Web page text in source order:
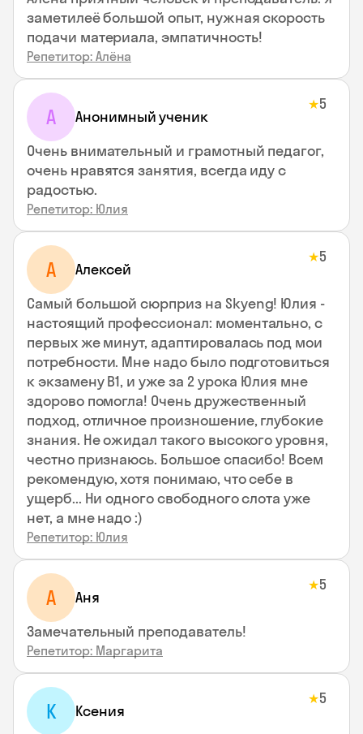
заметилеё большой опыт, нужная скорость
подачи материала, эмпатичность!
Репетитор: Алёна
А Анонимный ученик
★5
Очень внимательный и грамотный педагог,
очень нравятся занятия, всегда иду с
радостью.
Репетитор: Юлия
А Алексей
★5
Самый большой сюрприз на Skyeng! Юлия -
настоящий профессионал: моментально, с
первых же минут, адаптировалась под мои
потребности. Мне надо было подготовиться
к экзамену В1, и уже за 2 урока Юлия мне
здорово помогла! Очень дружественный
подход, отличное произношение, глубокие
знания. Не ожидал такого высокого уровня,
честно признаюсь. Большое спасибо! Всем
рекомендую, хотя понимаю, что себе в
ущерб... Ни одного свободного слота уже
нет, а мне надо :)
Репетитор: Юлия
А Аня
★5
Замечательный преподаватель!
Репетитор: Маргарита
К Ксения
★5